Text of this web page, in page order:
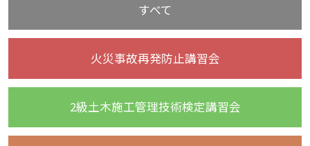
すべて
火災事故再発防止講習会
2級土木施工管理技術検定講習会